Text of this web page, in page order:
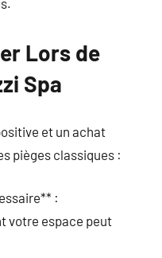
Lors de
Spa
et un achat
pièges classiques :
:
votre espace peut